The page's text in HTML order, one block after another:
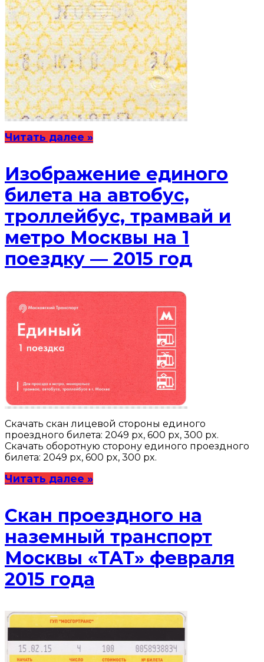
Читать далее »
Изображение единого
билета на автобус,
троллейбус, трамвай и
метро Москвы на 1
поездку — 2015 год
Скачать скан лицевой стороны единого
проездного билета: 2049 px, 600 px, 300 px.
Скачать оборотную сторону единого проездного
билета: 2049 px, 600 px, 300 px.
Читать далее »
Скан проездного на
наземный транспорт
Москвы «ТАТ» февраля
2015 года